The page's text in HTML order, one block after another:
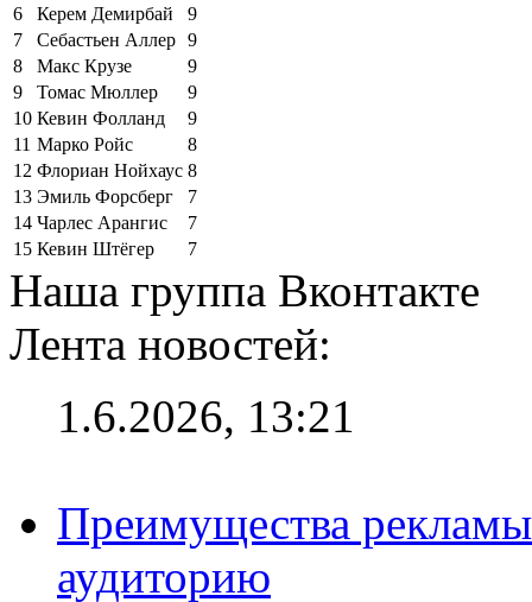
6
Керем Демирбай
9
7
Себастьен Аллер 9
8
Макс Крузе
9
9
Томас Мюллер
9
10 Кевин Фолланд
9
11 Марко Ройс
8
12 Флориан Нойхаус 8
13 Эмиль Форсберг
7
14 Чарлес Арангис
7
15 Кевин Штёгер 7
Наша группа Вконтакте
Лента новостей:
1.6.2026, 13:21
Преимущества
аудиторию